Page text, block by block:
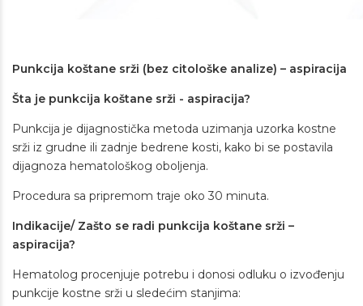
Punkcija koštane srži (bez citološke analize) – aspiracija
Šta je punkcija koštane srži - aspiracija?
Punkcija je dijagnostička metoda uzimanja uzorka kostne
srži iz grudne ili zadnje bedrene kosti, kako bi se postavila
dijagnoza hematološkog oboljenja.
Procedura sa pripremom traje oko 30 minuta.
Indikacije/ Zašto se radi punkcija koštane srži –
aspiracija?
Hematolog procenjuje potrebu i donosi odluku o izvođenju
punkcije kostne srži u sledećim stanjima: